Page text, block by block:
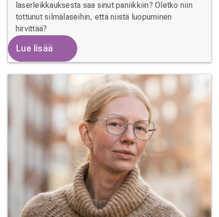
laserleikkauksesta saa sinut paniikkiin? Oletko niin
tottunut silmälaseihin, että niistä luopuminen
hirvittää?
Lue lisää